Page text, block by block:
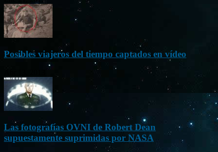
Posibles viajeros del tiempo captados en vídeo
Las fotografías OVNI de Robert Dean
supuestamente suprimidas por NASA